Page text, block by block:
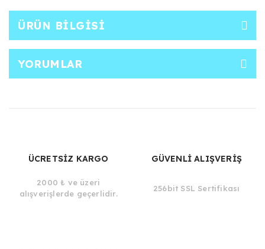
ÜRÜN BILGISI
YORUMLAR
ÜCRETSİZ KARGO
2000 ₺ ve üzeri
alışverişlerde geçerlidir.
GÜVENLİ ALIŞVERİŞ
256bit SSL Sertifikası